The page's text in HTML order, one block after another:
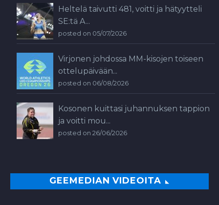
Heltelä taivutti 481, voitti ja hätyytteli
SE:tä A...
posted on 05/07/2026
Virjonen johdossa MM-kisojen toiseen
ottelupäivään...
posted on 06/08/2026
Kosonen kuittasi juhannuksen tappion
ja voitti mou...
posted on 26/06/2026
GEEMEDIAN VIDEOITA